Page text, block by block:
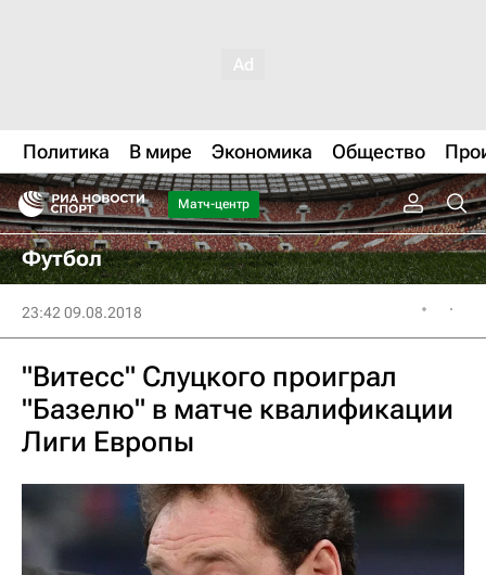
Политика В мире Экономика Общество
Матч-центр
Футбол
23:42 09.08.2018
"Витесс" Слуцкого проиграл
"Базелю" в матче квалификации
Лиги Европы